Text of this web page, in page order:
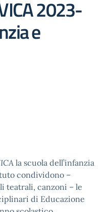
2023-
e
la scuola dell’infanzia
condividono –
teatrali, canzoni – le
di Educazione